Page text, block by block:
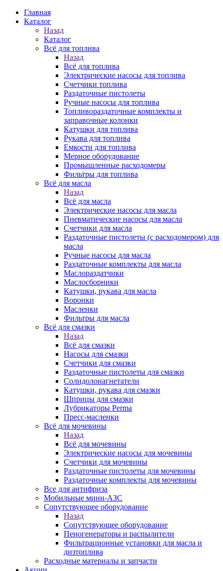
Главная
Каталог
Назад
Каталог
Всё для топлива
Назад
Всё для топлива
Электрические насосы для топлива
Счетчики топлива
Раздаточные пистолеты
Ручные насосы для топлива
Топливораздаточные комплекты и
заправочные колонки
Катушки для топлива
Рукава для топлива
Емкости для топлива
Мерное оборудование
Промышленные расходомеры
Фильтры для топлива
Всё для масла
Назад
Всё для масла
Электрические насосы для масла
Пневматические насосы для масла
Счетчики для масла
Раздаточные пистолеты (с расходомером) для
масла
Ручные насосы для масла
Раздаточные комплекты для масла
Маслораздатчики
Маслосборники
Катушки, рукава для масла
Воронки
Масленки
Фильтры для масла
Всё для смазки
Назад
Всё для смазки
Насосы для смазки
Счетчики для смазки
Раздаточные пистолеты для смазки
Солидолонагнетатели
Катушки, рукава для смазки
Шприцы для смазки
Лубрикаторы Perma
Пресс-масленки
Всё для мочевины
Назад
Всё для мочевины
Электрические насосы для мочевины
Счетчики для мочевины
Раздаточные пистолеты для мочевины
Раздаточные комплекты для мочевины
Все для антифриза
Мобильные мини-АЗС
Сопутствующее оборудование
Назад
Сопутствующее оборудование
Пеногенераторы и распылители
Фильтрационные установки для масла и
дизтоплива
Расходные материалы и запчасти